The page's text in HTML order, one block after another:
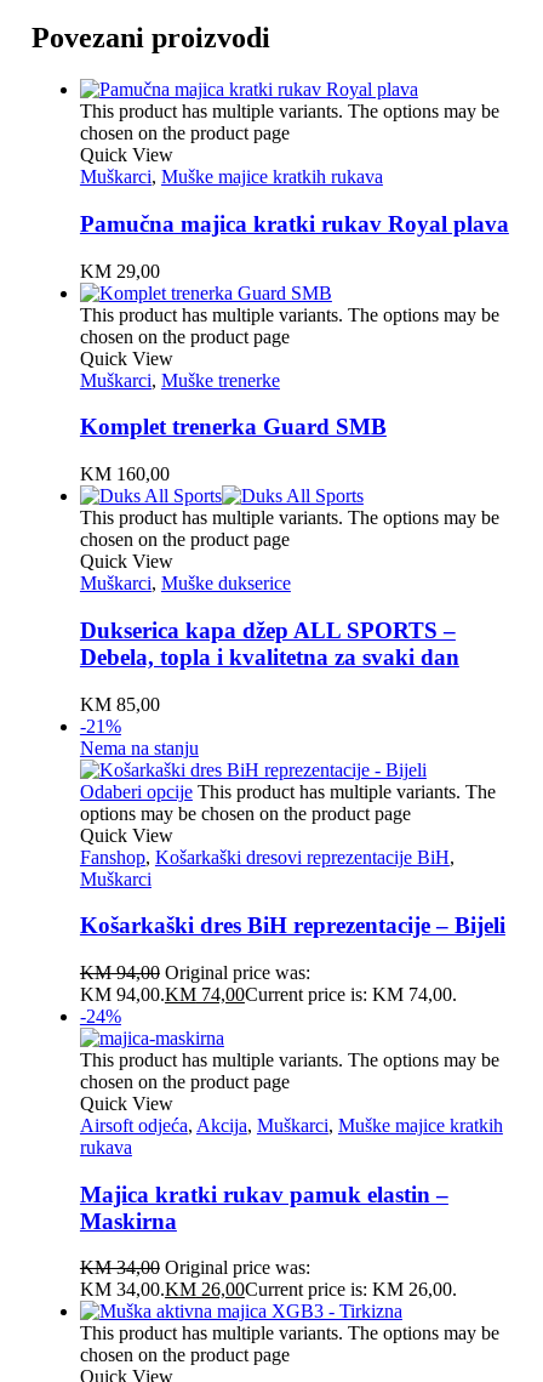
Povezani proizvodi
This product has multiple variants. The options may be
chosen on the product page
Quick View
Muškarci, Muške majice kratkih rukava
Pamučna majica kratki rukav Royal plava
KM29,00
This product has multiple variants. The options may be
chosen on the product page
Quick View
Muškarci, Muške trenerke
Komplet trenerka Guard SMB
KM160,00
This product has multiple variants. The options may be
chosen on the product page
Quick View
Muškarci, Muške dukserice
Dukserica kapa džep ALL SPORTS –
Debela, topla i kvalitetna za svaki dan
KM85,00
-21%
Nema na stanju
Odaberi opcije This product has multiple variants. The
options may be chosen on the product page
Quick View
Fanshop, Košarkaški dresovi reprezentacije BiH,
Muškarci
Košarkaški dres BiH reprezentacije – Bijeli
KM94,00 Original price was:
KM 94,00.KM74,00Current price is: KM 74,00.
-24%
This product has multiple variants. The options may be
chosen on the product page
Quick View
Airsoft odjeća, Akcija, Muškarci, Muške majice kratkih
rukava
Majica kratki rukav pamuk elastin –
Maskirna
KM34,00 Original price was:
KM 34,00.KM26,00Current price is: KM 26,00.
This product has multiple variants. The options may be
chosen on the product page
Quick View